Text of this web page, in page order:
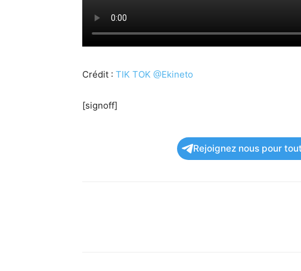
Crédit : TIK TOK @Ekineto
[signoff]
Rejoignez nous pour